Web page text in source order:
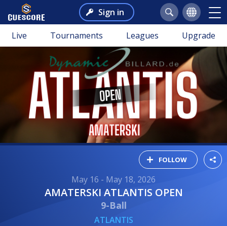
Sign in
Live Tournaments Leagues Upgrade
FOLLOW
May 16 - May 18, 2026
AMATERSKI ATLANTIS OPEN
9-Ball
ATLANTIS